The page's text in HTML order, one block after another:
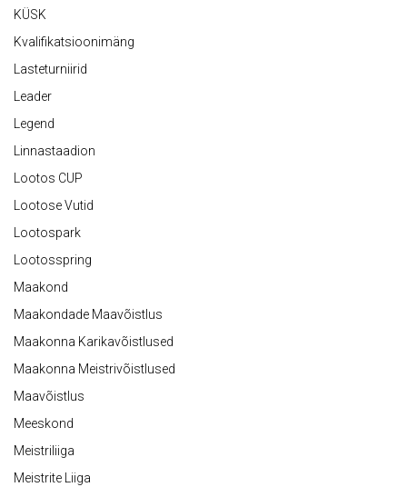
KÜSK
Kvalifikatsioonimäng
Lasteturniirid
Leader
Legend
Linnastaadion
Lootos CUP
Lootose Vutid
Lootospark
Lootosspring
Maakond
Maakondade Maavõistlus
Maakonna Karikavõistlused
Maakonna Meistrivõistlused
Maavõistlus
Meeskond
Meistriliiga
Meistrite Liiga